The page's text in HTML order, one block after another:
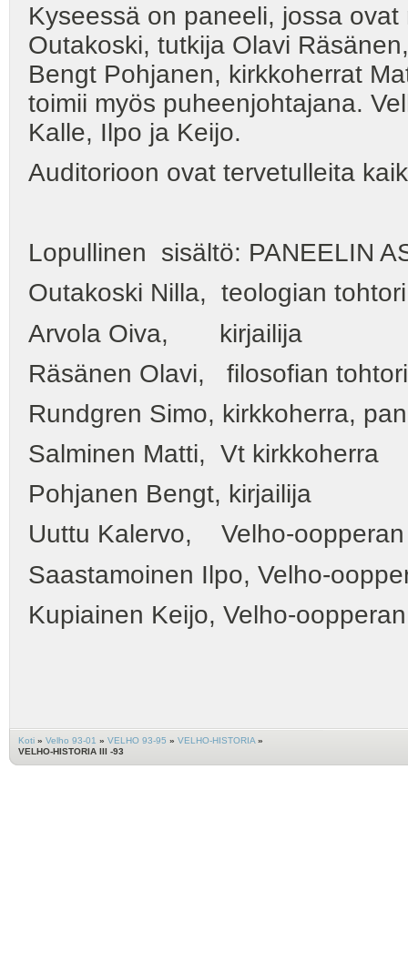
Kyseessä on paneeli, jossa
Outakoski, tutkija Olavi
Bengt Pohjanen, kirkkoherrat
toimii myös puheenjohtajana.
Kalle, Ilpo ja Keijo.
Auditorioon ovat tervetulleita
Lopullinen sisältö: PANEELIN
Outakoski Nilla, teologian tohtori
Arvola Oiva, kirjailija
Räsänen Olavi, filosofian tohtori
Rundgren Simo, kirkkoherra,
Salminen Matti, Vt kirkkoherra
Pohjanen Bengt, kirjailija
Uuttu Kalervo, Velho-oopperan
Saastamoinen Ilpo, Velho-
Kupiainen Keijo, Velho-
Koti » Velho 93-01 » VELHO 93-95 » VELHO-HISTORIA »
VELHO-HISTORIA III -93